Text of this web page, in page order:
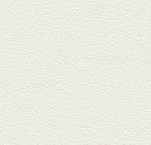
栄通りの路地奥、隠れ家的な店
『富富飯店 新市街酒家』へ。２
階に...
2026年1月9日放送
酢だこ＆焼ぎょうざ
健軍で人吉の有名店のぎょうざ
を！『松龍軒健軍店』で、味わ
いの刻...
2025年12月19日放送
おばんざい三種盛＆麻婆
豆腐